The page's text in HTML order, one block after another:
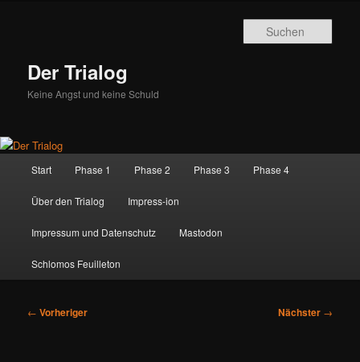
Der Trialog
Keine Angst und keine Schuld
Start Phase 1 Phase 2 Phase 3 Phase 4
Über den Trialog Impress-ion
Impressum und Datenschutz Mastodon
Schlomos Feuilleton
Beitragsnavigation
← Vorheriger Nächster →